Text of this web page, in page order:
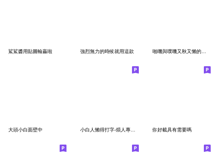
鯊鯊醬用貼圖輸贏啦 強烈無力的時候就用這款 啪嘰與噗嘰又秋又懶的日常:D
大頭小白面壁中 你好載具有需要嗎